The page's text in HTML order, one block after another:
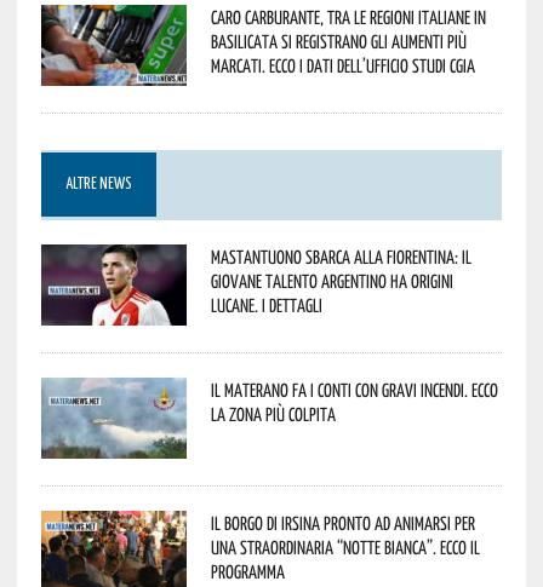
Caro carburante, tra le regioni italiane in
Basilicata si registrano gli aumenti più
marcati. Ecco i dati dell’Ufficio studi CGIA
ALTRE NEWS
Mastantuono sbarca alla Fiorentina: il
giovane talento argentino ha origini
lucane. I dettagli
Il materano fa i conti con gravi incendi. Ecco
la zona più colpita
Il borgo di Irsina pronto ad animarsi per
una straordinaria “Notte Bianca”. Ecco il
programma